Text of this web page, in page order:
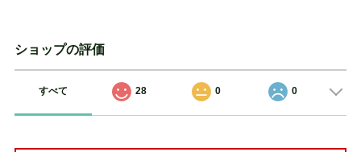
ショップの評価
すべて 28 0 0